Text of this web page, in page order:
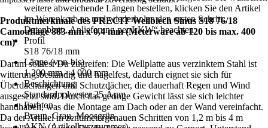
weitere abweichende Längen bestellen, klicken Sie den Artikel
im Warenkorb an und wiederholen den ersten Schritt.,
Datenblatt „Anlieferung per LKW“ beachten
Profil
S18 76/18 mm
Länge (von-bis)
1 200 mm - 4 000 mm
Beschichtung
Standardpolyester 25 Âµm
Farbton
Braun, Grau, Moosgrün
Produktmerkmale des PRECIT Wellblech Sinus S18 76/18
Camouflage 883 mm x 0,4 mm (Meterware ab 120 bis max. 400
cm)
Darum solltest Du zugreifen: Die Wellplatte aus verzinktem Stahl ist
witterungsbeständig und hagelfest, dadurch eignet sie sich für
Überdachungen und Schutzdächer, die dauerhaft Regen und Wind
ausgesetzt sind. Durch das geringe Gewicht lässt sie sich leichter
handhaben, was die Montage am Dach oder an der Wand vereinfacht.
Da der Artikel in zentimetergenauen Schritten von 1,2 m bis 4 m